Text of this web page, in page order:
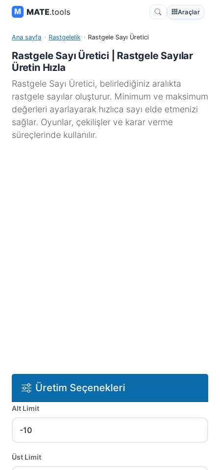
MATE.tools Araçlar
Ana sayfa Rastgelelik Rastgele Sayı Üretici
Rastgele Sayı Üretici | Rastgele Sayılar
Üretin Hızla
Rastgele Sayı Üretici, belirlediğiniz aralıkta
rastgele sayılar oluşturur. Minimum ve maksimum
değerleri ayarlayarak hızlıca sayı elde etmenizi
sağlar. Oyunlar, çekilişler ve karar verme
süreçlerinde kullanılır.
Üretim Seçenekleri
Alt Limit
Üst Limit